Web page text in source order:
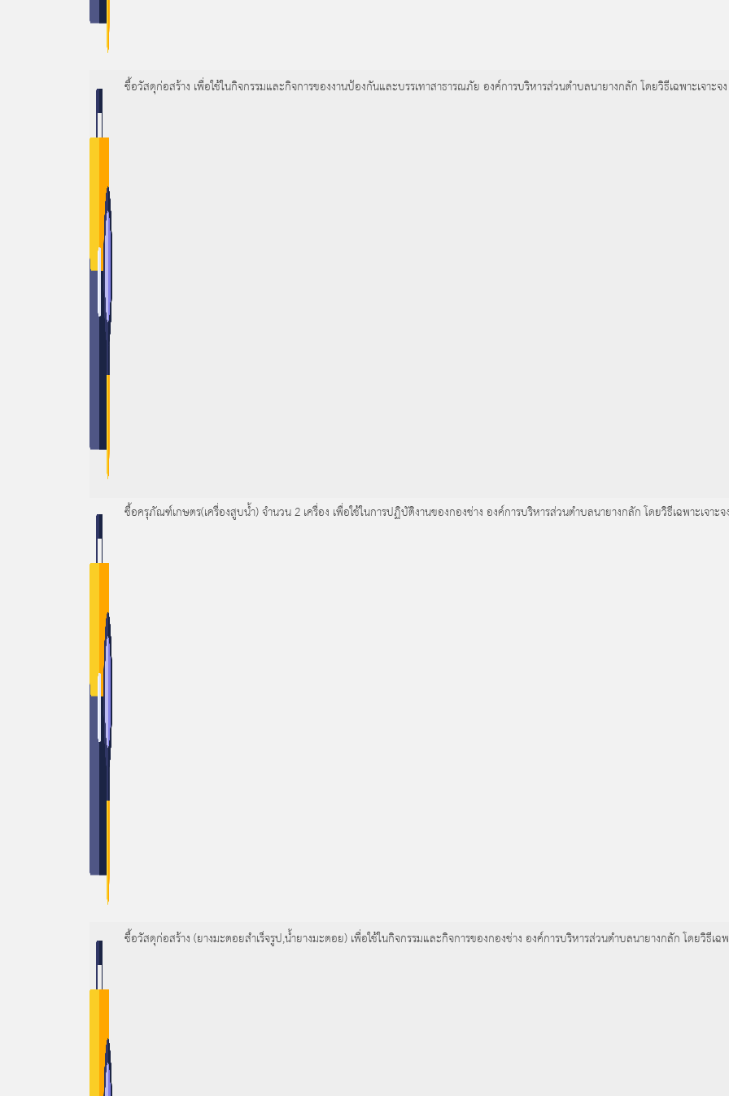
ซื้อวัสดุก่อสร้าง เพื่อใช้ในกิจกรรมและกิจการของงานป้องกันและบรรเทาสาธารณภัย องค์การบริหารส่วนตำบลนายางกลัก โดยวิธีเฉพาะเจาะจง
ซื้อครุภัณฑ์เกษตร(เครื่องสูบน้ำ) จำนวน 2 เครื่อง เพื่อใช้ในการปฏิบัติงานของกองช่าง องค์การบริหารส่วนตำบลนายางกลัก โดยวิธีเฉพาะเจาะจง
ซื้อวัสดุก่อสร้าง (ยางมะตอยสำเร็จรูป,น้ำยางมะตอย) เพื่อใช้ในกิจกรรมแ